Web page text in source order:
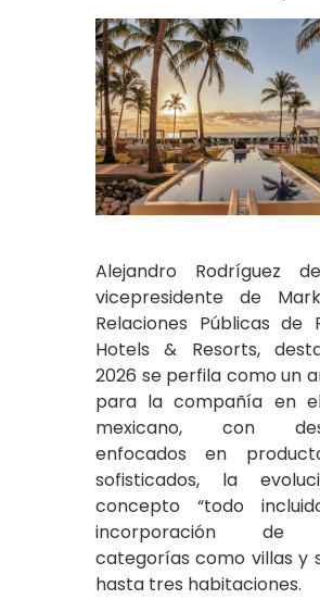
Alejandro Rodríguez
vicepresidente de
Relaciones Públicas de
Hotels & Resorts,
2026 se perfila como un
para la compañía en
mexicano, con
enfocados en
sofisticados, la
concepto “todo
incorporación de
categorías como villas y
hasta tres habitaciones.